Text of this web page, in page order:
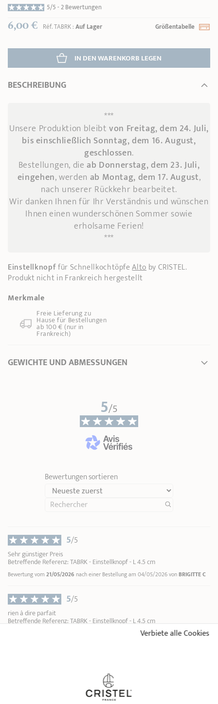
5/5 -2 Bewertungen
6,00 € Réf.TABRK:Auf Lager Größentabelle
LEGEN
BESCHREIBUNG
***
Unsere Produktion bleibtvon Freitag, dem 24. Juli,
bis einschließlich Sonntag, dem 16. August,
geschlossen.
Bestellungen, dieab Donnerstag, dem 23. Juli,
eingehen, werden ab Montag, dem 17. August,
nach unserer Rückkehr bearbeitet.
Wir danken Ihnen für Ihr Verständnis und wünschen
Ihnen einen wunderschönen Sommer sowie
erholsame Ferien!
***
Einstellknopffür SchnellkochtöpfeAltoby CRISTEL.
Produkt nicht in Frankreich hergestellt
Merkmale
Freie Lieferung zu
Hause für Bestellungen
ab 100 € (nur in
Frankreich)
GEWICHTE UND ABMESSUNGEN
5/5
Bewertungen sortieren
5/5
Sehr günstiger Preis
Betreffende Referenz: TABRK - Einstellknopf - L 4.5 cm
Bewertung vom 21/05/2026 nach einer Bestellung am 04/05/2026 von BRIGITTE C
5/5
rien à dire parfait
Betreffende Referenz: TABRK - Einstellknopf - L 4.5 cm
nach einer Bestellung am 30/01/2024 von
SCHON GESEHEN
Verbiete alle Cookies